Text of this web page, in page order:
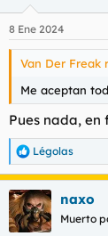
e
s
8 Ene 2024
Van Der Freak
Me aceptan
Pues nada, en
R
e
a
c
c
i
Légolas
naxo
Muerto